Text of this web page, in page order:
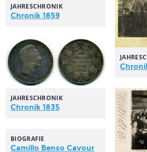
JAHRESCHRONIK
Chronik 1859
JAHRESCHRONIK
Chronik 1835
BIOGRAFIE
Camillo Benso Cavour